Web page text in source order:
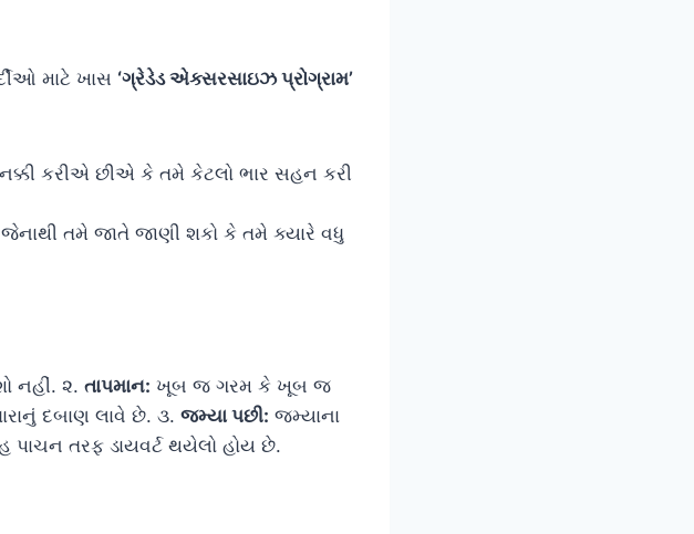
માટે ખાસ ‘ગ્રેડેડ એક્સરસાઇઝ પ્રોગ્રામ’
કરીએ છીએ કે તમે કેટલો ભાર સહન કરી
તમે જાતે જાણી શકો કે તમે ક્યારે વધુ
નહીં. ૨. તાપમાન: ખૂબ જ ગરમ કે ખૂબ જ
દબાણ લાવે છે. ૩. જમ્યા પછી: જમ્યાના
પાચન તરફ ડાયવર્ટ થયેલો હોય છે.